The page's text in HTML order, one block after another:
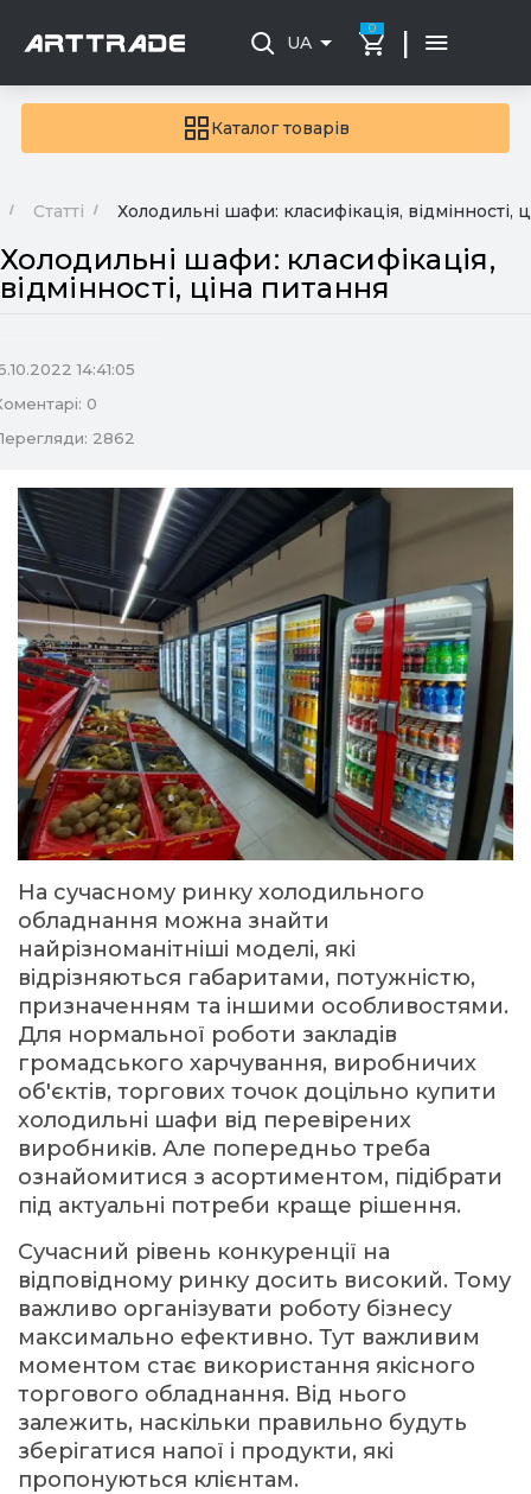
Каталог товарів
UA
0 |
Статті Холодильні шафи: класифікація, відмінності,
Холодильні шафи: класифікація,
відмінності, ціна питання
14:41:05
0
2862
На сучасному ринку холодильного
обладнання можна знайти
найрізноманітніші моделі, які
відрізняються габаритами, потужністю,
призначенням та іншими особливостями.
Для нормальної роботи закладів
громадського харчування, виробничих
об'єктів, торгових точок доцільно купити
холодильні шафи від перевірених
виробників. Але попередньо треба
ознайомитися з асортиментом, підібрати
під актуальні потреби краще рішення.
Сучасний рівень конкуренції на
відповідному ринку досить високий. Тому
важливо організувати роботу бізнесу
максимально ефективно. Тут важливим
моментом стає використання якісного
торгового обладнання. Від нього
залежить, наскільки правильно будуть
зберігатися напої і продукти, які
пропонуються клієнтам.